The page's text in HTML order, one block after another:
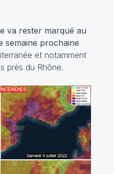
va rester marqué au
semaine prochaine
et notamment
près du Rhône.